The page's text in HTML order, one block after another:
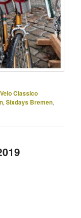
Velo Classico |
,Sixdays Bremen,